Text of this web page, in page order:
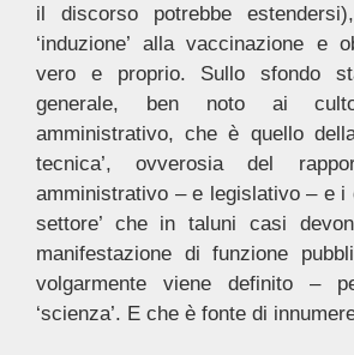
il discorso potrebbe
‘induzione’ alla vaccinazione e
vero e proprio. Sullo sfondo
generale, ben noto ai
amministrativo, che è quello
tecnica’, ovverosia del
amministrativo – e legislativo – e i
settore’ che in taluni casi
manifestazione di funzione
volgarmente viene definito –
‘scienza’. E che è fonte di